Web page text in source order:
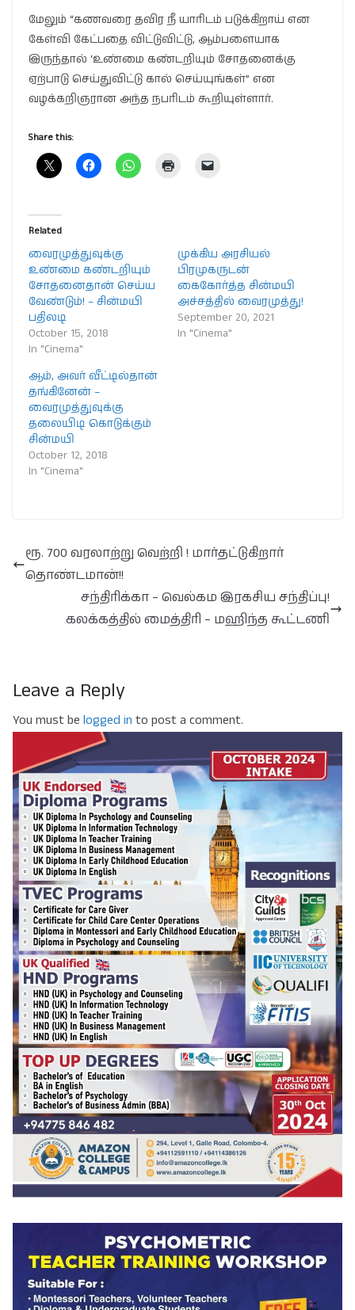
மேலும் “கணவரை தவிர நீ யாரிடம் படுக்கிறாய் என
கேள்வி கேட்பதை விட்டுவிட்டு, ஆம்பளையாக
இருந்தால் ‘உண்மை கண்டறியும் சோதனைக்கு
ஏற்பாடு செய்துவிட்டு கால் செய்யுங்கள்” என
வழக்கறிஞரான அந்த நபரிடம் கூறியுள்ளார்.
Share this:
Related
வைரமுத்துவுக்கு
உண்மை கண்டறியும்
சோதனைதான் செய்ய
வேண்டும்! – சின்மயி
பதிலடி
October 15, 2018
In "Cinema"
முக்கிய அரசியல்
பிரமுகருடன்
கைகோர்த்த சின்மயி
அச்சத்தில் வைரமுத்து!
September 20, 2021
In "Cinema"
ஆம், அவர் வீட்டில்தான்
தங்கினேன் –
வைரமுத்துவுக்கு
தலையிடி கொடுக்கும்
சின்மயி
October 12, 2018
In "Cinema"
ரூ. 700 வரலாற்று வெற்றி ! மார்தட்டுகிறார்
தொண்டமான்!!
சந்திரிக்கா – வெல்கம இரகசிய சந்திப்பு!
கலக்கத்தில் மைத்திரி – மஹிந்த கூட்டணி
Leave a Reply
You must be logged in to post a comment.